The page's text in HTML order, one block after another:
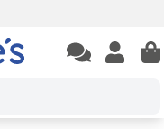
Open
Open